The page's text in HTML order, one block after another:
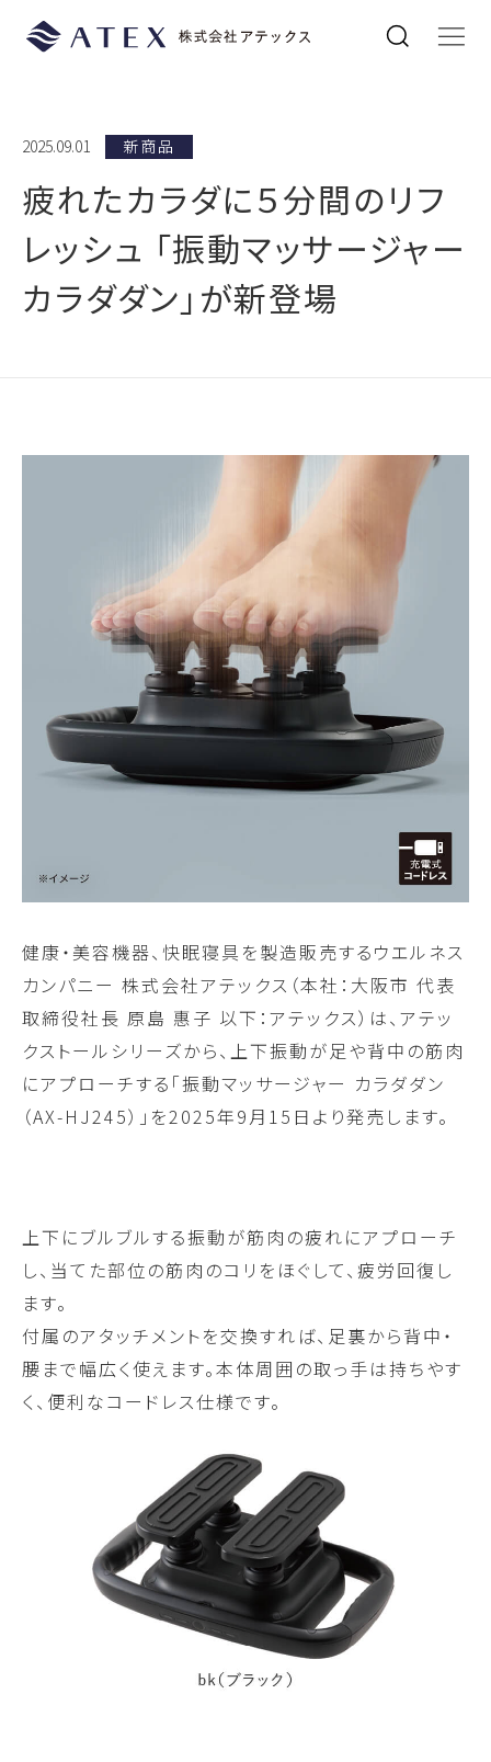
2025.09.01 新商品
疲れたカラダに５分間のリフ
レッシュ 「振動マッサージャー
カラダダン」が新登場
健康・美容機器、快眠寝具を製造販売するウエルネス
カンパニー 株式会社アテックス（本社：大阪市 代表
取締役社長 原島 惠子 以下：アテックス）は、アテッ
クストールシリーズから、上下振動が足や背中の筋肉
にアプローチする「振動マッサージャー カラダダン
（AX-HJ245）」を2025年9月15日より発売します。
上下にブルブルする振動が筋肉の疲れにアプローチ
し、当てた部位の筋肉のコリをほぐして、疲労回復し
ます。
付属のアタッチメントを交換すれば、足裏から背中・
腰まで幅広く使えます。本体周囲の取っ手は持ちやす
く、便利なコードレス仕様です。